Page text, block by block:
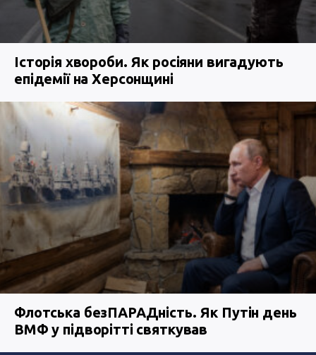
Історія хвороби. Як росіяни вигадують
епідемії на Херсонщині
Флотська безПАРАДність. Як Путін день
ВМФ у підворітті святкував